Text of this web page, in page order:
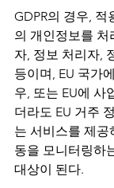
GDPR의 경우, 적
의 개인정보를 처
자, 정보 처리자,
등이며, EU 국가
우, 또는 EU에 사
더라도 EU 거주
는 서비스를 제공
동을 모니터링하
대상이 된다.